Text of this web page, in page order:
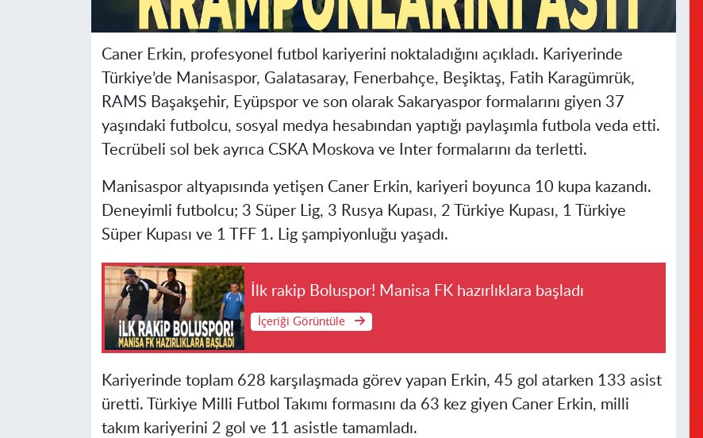
Caner Erkin, profesyonel futbol kariyerini noktaladığını açıkladı. Kariyerinde
Türkiye’de Manisaspor, Galatasaray, Fenerbahçe, Beşiktaş, Fatih Karagümrük,
RAMS Başakşehir, Eyüpspor ve son olarak Sakaryaspor formalarını giyen 37
yaşındaki futbolcu, sosyal medya hesabından yaptığı paylaşımla futbola veda etti.
Tecrübeli sol bek ayrıca CSKA Moskova ve Inter formalarını da terletti.
Manisaspor altyapısında yetişen Caner Erkin, kariyeri boyunca 10 kupa kazandı.
Deneyimli futbolcu; 3 Süper Lig, 3 Rusya Kupası, 2 Türkiye Kupası, 1 Türkiye
Süper Kupası ve 1 TFF 1. Lig şampiyonluğu yaşadı.
İlk rakip Boluspor! Manisa FK hazırlıklara başladı
İçeriği Görüntüle
Kariyerinde toplam 628 karşılaşmada görev yapan Erkin, 45 gol atarken 133 asist
üretti. Türkiye Milli Futbol Takımı formasını da 63 kez giyen Caner Erkin, milli
takım kariyerini 2 gol ve 11 asistle tamamladı.